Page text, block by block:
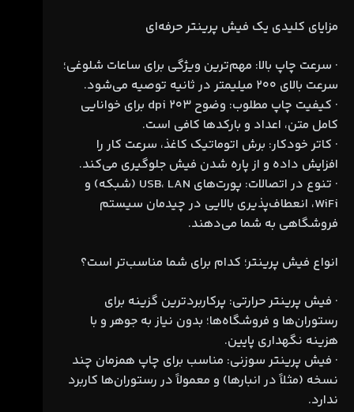
مزایای کلیدی یک فیش پرینتر حرفه‌ای
· سرعت چاپ بالا: مهم‌ترین ویژگی برای ساعات شلوغی؛
سرعت بالای ۲۰۰ میلیمتر در ثانیه توصیه می‌شود.
· کیفیت چاپ مطلوب: وضوح ۲۰۳ dpi برای خوانایی
کامل متن، اعداد و بارکدها کافی است.
· کاتر خودکار: برش اتوماتیک کاغذ، سرعت کار را
افزایش داده و از پاره شدن فیش جلوگیری می‌کند.
· تنوع در اتصالات: پورت‌های USB، LAN (شبکه) و
WiFi، انعطاف‌پذیری بالایی در چیدمان سیستم
فروشگاهی به شما می‌دهند.
انواع فیش پرینتر؛ کدام برای شما مناسب‌تر است؟
· فیش پرینتر حرارتی: پرکاربردترین گزینه برای
رستوران‌ها و فروشگاه‌ها؛ بدون نیاز به جوهر و با
هزینه نگهداری پایین.
· فیش پرینتر سوزنی: مناسب برای چاپ همزمان چند
نسخه (مثلاً در انبارها) و معمولاً در رستوران‌ها کاربرد
ندارد.